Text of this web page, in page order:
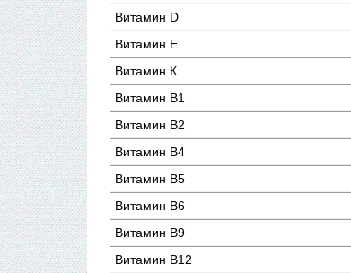
Витамин D
Витамин Е
Витамин К
Витамин В1
Витамин В2
Витамин В4
Витамин В5
Витамин В6
Витамин В9
Витамин В12